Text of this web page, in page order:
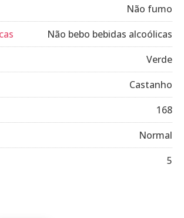
Não fumo
Não bebo bebidas alcoólicas
Verde
Castanho
168
Normal
5